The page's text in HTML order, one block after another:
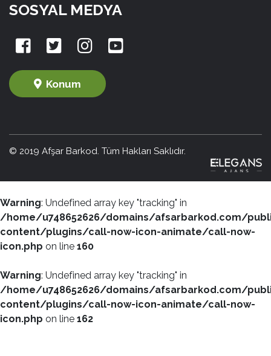
SOSYAL MEDYA
Konum
© 2019 Afşar Barkod. Tüm Hakları Saklıdır.
Warning: Undefined array key "tracking" in
/home/u748652626/domains/afsarbarkod.com/
content/plugins/call-now-icon-animate/call-now-
icon.php on line 160
Warning: Undefined array key "tracking" in
/home/u748652626/domains/afsarbarkod.com/
content/plugins/call-now-icon-animate/call-now-
icon.php on line 162